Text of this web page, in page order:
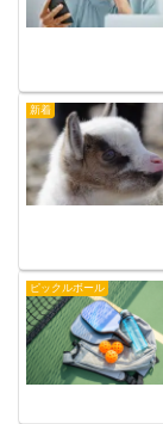
新着
ピックルボール